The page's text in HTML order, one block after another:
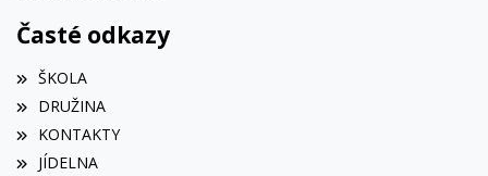
Časté odkazy
ŠKOLA
DRUŽINA
KONTAKTY
JÍDELNA